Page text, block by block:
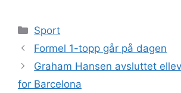
Kategorier
Sport
Formel 1-topp går på dagen
Graham Hansen avsluttet
for Barcelona